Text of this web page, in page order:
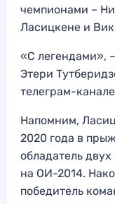
чемпионами –
Ласицкене и
«С легендами»,
Этери
телеграм-
Напомним,
2020 года в
обладатель
на ОИ-2014.
победитель